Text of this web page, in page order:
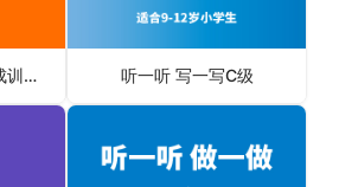
【免费】听觉指令达成训练C01 听一听 写一写C级